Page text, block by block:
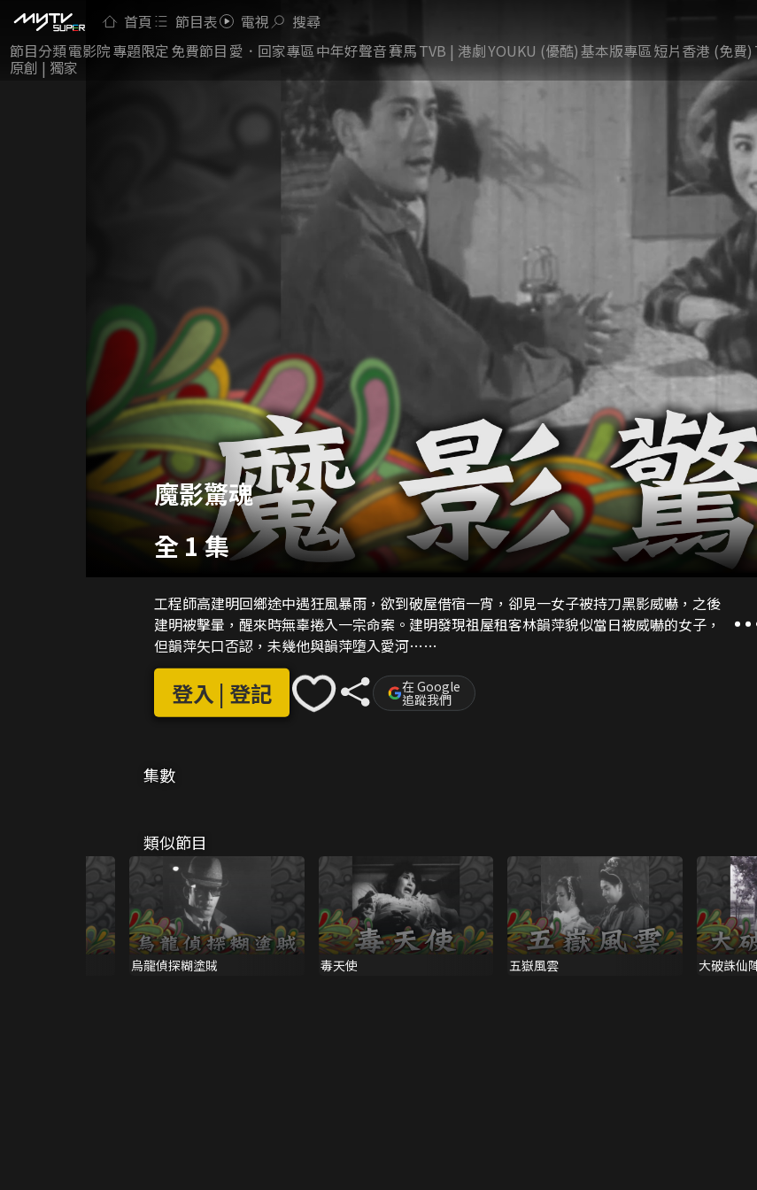
首頁 節目表 電視 搜尋
節目分類電影院專題限定 免費節目 愛．回家專區中年好聲音賽馬TVB | 港劇YOUKU (優酷)基本版專區短片香港 (免費)
原創 | 獨家
魔影驚魂
全 1 集
工程師高建明回鄉途中遇狂風暴雨，欲到破屋借宿一宵，卻見一女子被持刀黑影威嚇，之後
建明被擊暈，醒來時無辜捲入一宗命案。建明發現祖屋租客林韻萍貌似當日被威嚇的女子，
但韻萍矢口否認，未幾他與韻萍墮入愛河……
登入 | 登記 在 Google
追蹤我們
集數
類似節目
烏龍偵探糊塗賊 毒天使 五嶽風雲 大破誅仙